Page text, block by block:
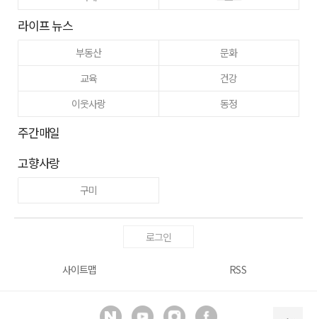
라이프 뉴스
부동산
문화
교육
건강
이웃사랑
동정
주간매일
고향사랑
구미
로그인
사이트맵 RSS